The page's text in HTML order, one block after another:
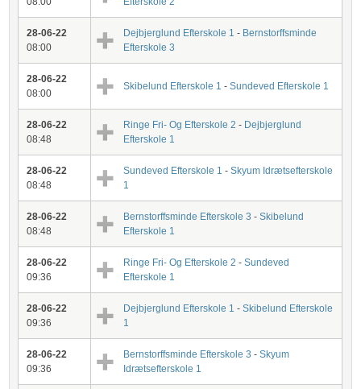
28-06-22
08:00
Dejbjerglund Efterskole 1 - Bernstorffsminde
Efterskole 3
28-06-22
08:00
Skibelund Efterskole 1 -Sundeved Efterskole 1
28-06-22
08:48
Ringe Fri- Og Efterskole 2 - Dejbjerglund
Efterskole 1
28-06-22
08:48
Sundeved Efterskole 1 -Skyum Idrætsefterskole
1
28-06-22
08:48
Bernstorffsminde Efterskole 3 -Skibelund
Efterskole 1
28-06-22
09:36
Ringe Fri- Og Efterskole 2 -Sundeved
Efterskole 1
28-06-22
09:36
Dejbjerglund Efterskole 1 -Skibelund Efterskole
1
28-06-22
09:36
Bernstorffsminde Efterskole 3 -Skyum
Idrætsefterskole 1